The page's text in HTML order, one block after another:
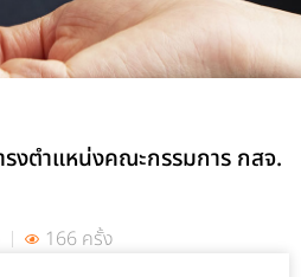
รงตำแหน่งคณะกรรมการ กสจ.
166 ครั้ง